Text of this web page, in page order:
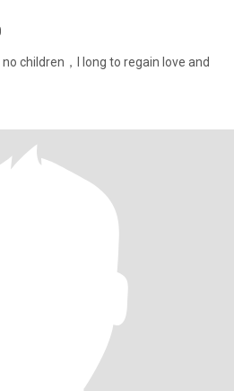
no children，I long to regain love and